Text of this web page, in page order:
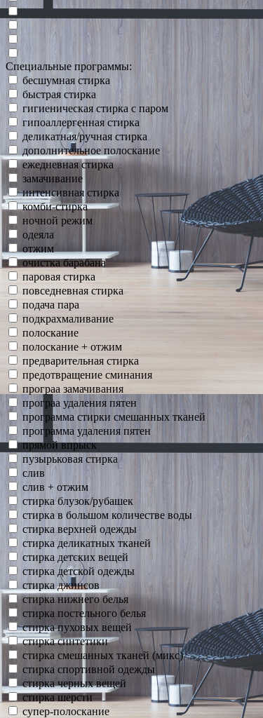
Специальные программы:
бесшумная стирка
быстрая стирка
гигиеническая стирка с паром
гипоаллергенная стирка
деликатная/ручная стирка
дополнительное полоскание
ежедневная стирка
замачивание
интенсивная стирка
комби-стирка
ночной режим
одеяла
отжим
очистка барабана
паровая стирка
повседневная стирка
подача пара
подкрахмаливание
полоскание
полоскание + отжим
предварительная стирка
предотвращение сминания
програа замачивания
програа удаления пятен
программа стирки смешанных тканей
программа удаления пятен
прямой впрыск
пузырьковая стирка
слив
слив + отжим
стирка блузок/рубашек
стирка в большом количестве воды
стирка верхней одежды
стирка деликатных тканей
стирка детских вещей
стирка детской одежды
стирка джинсов
стирка нижнего белья
стирка постельного белья
стирка пуховых вещей
стирка синтетики
стирка смешанных тканей (микс)
стирка спортивной одежды
стирка черных вещей
стирка шерсти
супер-полоскание